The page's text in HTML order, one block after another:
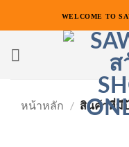
เนื้อหา
WELCOME TO
หน้าหลัก / สินค้าที่มีป้